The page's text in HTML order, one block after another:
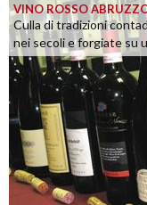
VINO ROSSO
Culla di tradizioni
nei secoli e forgiate su